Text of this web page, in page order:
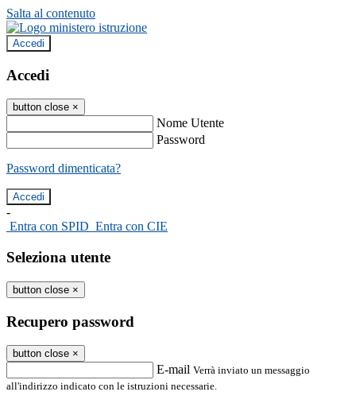
Salta al contenuto
Accedi
Accedi
button close ×
Nome Utente
Password
Password dimenticata?
-
Entra con SPID Entra con CIE
Seleziona utente
button close ×
Recupero password
button close ×
E-mail Verrà inviato un messaggio
all'indirizzo indicato con le istruzioni necessarie.